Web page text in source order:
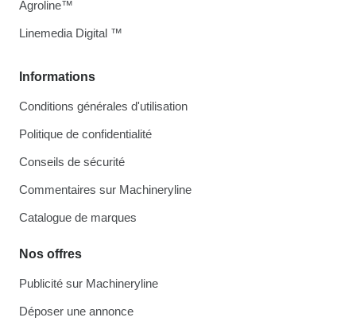
Informations
Conditions générales d'utilisation
Politique de confidentialité
Conseils de sécurité
Commentaires sur Machineryline
Catalogue de marques
Nos offres
Publicité sur Machineryline
Déposer une annonce
Agroline™
Linemedia Digital ™